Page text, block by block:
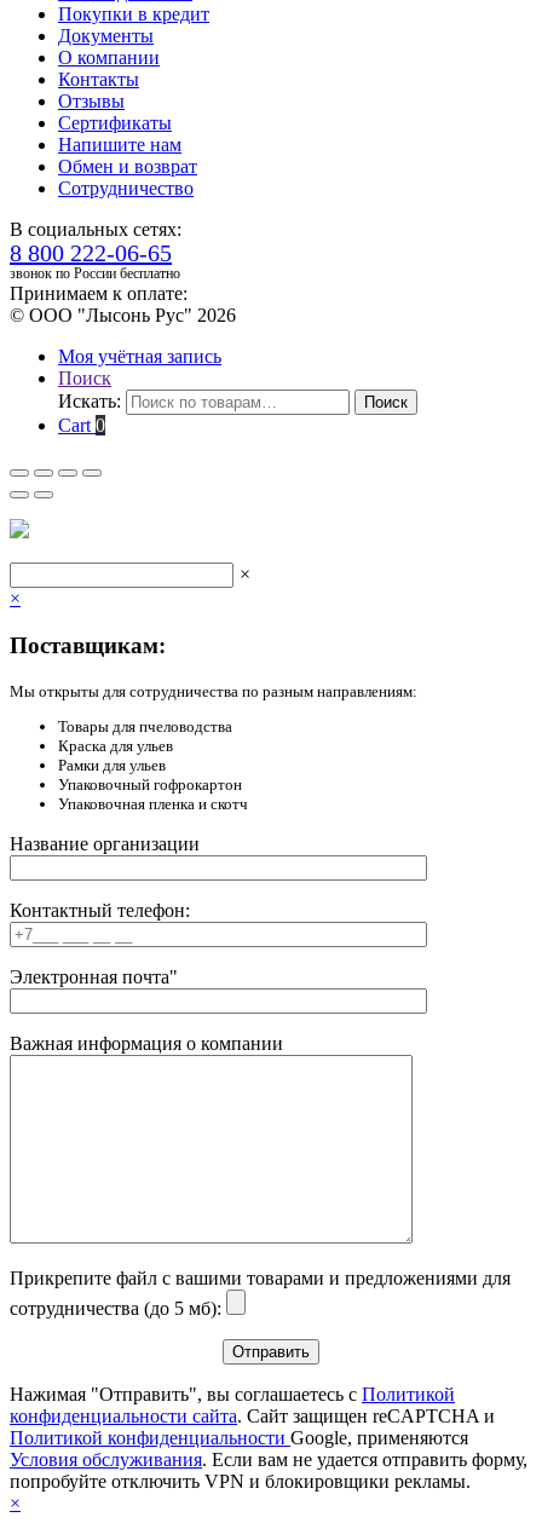
Покупки в кредит
Документы
О компании
Контакты
Отзывы
Сертификаты
Напишите нам
Обмен и возврат
Сотрудничество
В социальных сетях:
8 800 222-06-65
звонок по России бесплатно
Принимаем к оплате:
© ООО "Лысонь Рус" 2026
Моя учётная запись
Поиск
Искать:
Поиск
Cart 0
×
×
Поставщикам:
Мы открыты для сотрудничества по разным направлениям:
Товары для пчеловодства
Краска для ульев
Рамки для ульев
Упаковочный гофрокартон
Упаковочная пленка и скотч
Название организации
Контактный телефон:
Электронная почта"
Важная информация о компании
Прикрепите файл с вашими товарами и предложениями для
сотрудничества (до 5 мб):
Нажимая "Отправить", вы соглашаетесь с Политикой
конфиденциальности сайта. Сайт защищен reCAPTCHA и
Политикой конфиденциальности Google, применяются
Условия обслуживания. Если вам не удается отправить форму,
попробуйте отключить VPN и блокировщики рекламы.
×